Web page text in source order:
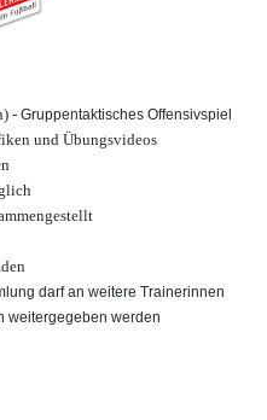
- Gruppentaktisches Offensivspiel
und Übungsvideos
darf an weitere Trainerinnen
weitergegeben werden